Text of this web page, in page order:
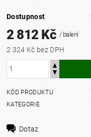
Dostupnost
2 812 Kč / balení
2 324 Kč bez DPH
KÓD PRODUKTU
KATEGORIE
Dotaz